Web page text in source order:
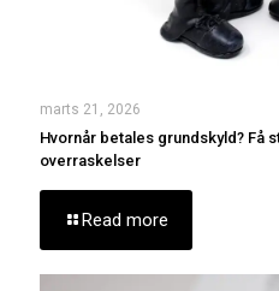
marts 21, 2026
Hvornår betales grundskyld? Få
overraskelser
Read more